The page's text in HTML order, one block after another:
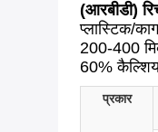
(आरबीडी)
प्लास्टिक/
200-400
60%
प्रकार